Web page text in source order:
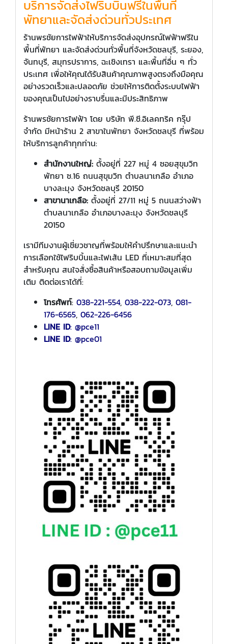
บริการจัดส่งไฟริบบิ้นฟรีในพื้นที่
พัทยาและจัดส่งด่วนทั่วประเทศ
ร้านพรชัยการไฟฟ้าให้บริการจัดส่งอุปกรณ์ไฟฟ้าฟรีใน
พื้นที่พัทยา และจัดส่งด่วนทั่วพื้นที่จังหวัดชลบุรี, ระยอง,
จันทบุรี, สมุทรปราการ, ฉะเชิงเทรา และพื้นที่อื่น ๆ ทั่ว
ประเทศ เพื่อให้คุณได้รับสินค้าคุณภาพสูงตรงถึงมือคุณ
อย่างรวดเร็วและปลอดภัย ช่วยให้การติดตั้งระบบไฟฟ้า
ของคุณเป็นไปอย่างราบรื่นและมีประสิทธิภาพ
ร้านพรชัยการไฟฟ้า โดย บริษัท พี.ซี.อิเลคทริค กรุ๊ป
จำกัด มีหน้าร้าน 2 สาขาในพัทยา จังหวัดชลบุรี ที่พร้อม
ให้บริการลูกค้าทุกท่าน:
สำนักงานใหญ่: ตั้งอยู่ที่ 227 หมู่ 4 ซอยสุขุมวิท
พัทยา ซ.16 ถนนสุขุมวิท ตำบลนาเกลือ อำเภอ
บางละมุง จังหวัดชลบุรี 20150
สาขานาเกลือ: ตั้งอยู่ที่ 27/11 หมู่ 5 ถนนสว่างฟ้า
ตำบลนาเกลือ อำเภอบางละมุง จังหวัดชลบุรี
20150
เรามีทีมงานผู้เชี่ยวชาญที่พร้อมให้คำปรึกษาและแนะนำ
การเลือกใช้ไฟริบบิ้นและไฟเส้น LED ที่เหมาะสมที่สุด
สำหรับคุณ สนใจสั่งซื้อสินค้าหรือสอบถามข้อมูลเพิ่ม
เติม ติดต่อเราได้ที่:
โทรศัพท์: 038-221-554, 038-222-073, 081-
176-6565, 062-226-6456
LINE ID: @pce11
LINE ID: @pce01